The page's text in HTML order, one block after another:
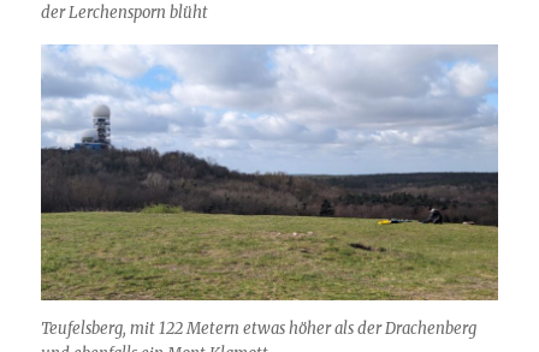
der Lerchensporn blüht
Teufelsberg, mit 122 Metern etwas höher als der Drachenberg